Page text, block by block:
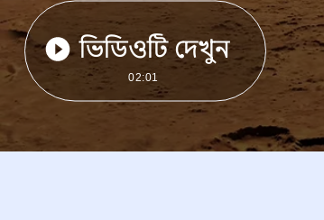
ভিডিওটি দেখুন
02:01